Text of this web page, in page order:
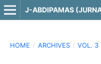
HOME / ARCHIVES / VOL. 3